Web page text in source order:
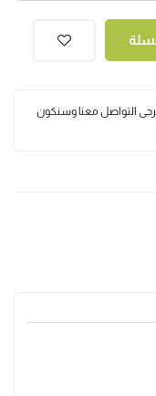
يرجى التواصل معنا وسنكون